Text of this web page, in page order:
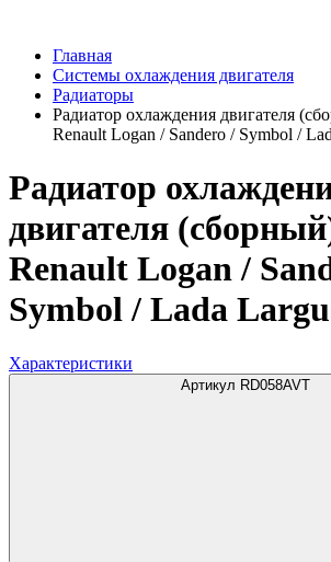
Главная
Системы охлаждения двигателя
Радиаторы
Радиатор охлаждения двигателя
Renault Logan / Sandero / Symbol /
Радиатор
двигателя
Renault Logan /
Symbol / Lada
Характеристики
Артикул RD058AVT